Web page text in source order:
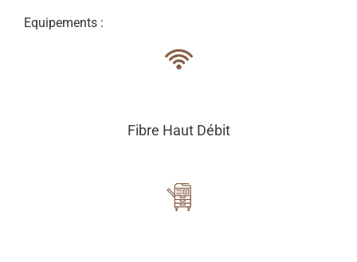
Equipements :
Fibre Haut Débit